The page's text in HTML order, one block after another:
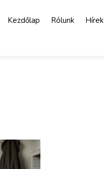
Kezdőlap Rólunk Hírek